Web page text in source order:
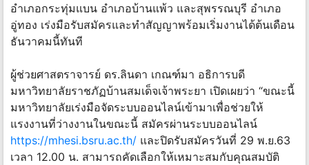
อำเภอกระทุ่มแบน อำเภอบ้านแพ้ว และสุพรรณบุรี อำเภอ
อู่ทอง เร่งมือรับสมัครและทำสัญญาพร้อมเริ่มงานได้ต้นเดือน
ธันวาคมนี้ทันที
ผู้ช่วยศาสตราจารย์ ดร.ลินดา เกณฑ์มา อธิการบดี
มหาวิทยาลัยราชภัฏบ้านสมเด็จเจ้าพระยา เปิดเผยว่า “ขณะนี้
มหาวิทยาลัยเร่งมือจัดระบบออนไลน์เข้ามาเพื่อช่วยให้
แรงงานที่ว่างงานในขณะนี้ สมัครผ่านระบบออนไลน์
https://mhesi.bsru.ac.th/ และปิดรับสมัครวันที่ 29 พ.ย.63
เวลา 12.00 น. สามารถคัดเลือกให้เหมาะสมกับคุณสมบัติ